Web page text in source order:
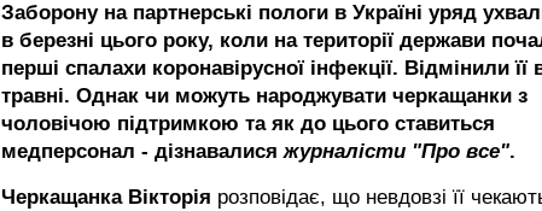
Заборону на партнерські пологи в Україні уряд
в березні цього року, коли на території держави
перші спалахи коронавірусної інфекції. Відмінили її
травні. Однак чи можуть народжувати черкащанки з
чоловічою підтримкою та як до цього ставиться
медперсонал - дізнавалисяжурналісти "Про все".
Черкащанка Вікторія розповідає, що невдовзі її